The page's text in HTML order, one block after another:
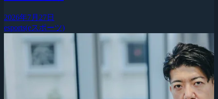
2026年7月27日
esports(eスポーツ)